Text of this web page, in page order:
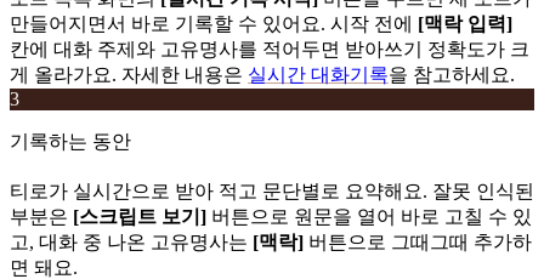
만들어지면서 바로 기록할 수 있어요. 시작 전에 [맥락 입력]
칸에 대화 주제와 고유명사를 적어두면 받아쓰기 정확도가 크
게 올라가요. 자세한 내용은 실시간 대화기록을 참고하세요.
3
기록하는 동안
티로가 실시간으로 받아 적고 문단별로 요약해요. 잘못 인식된
부분은 [스크립트 보기] 버튼으로 원문을 열어 바로 고칠 수 있
고, 대화 중 나온 고유명사는 [맥락] 버튼으로 그때그때 추가하
면 돼요.